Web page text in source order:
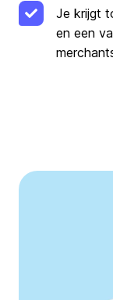
Je krijgt
en een